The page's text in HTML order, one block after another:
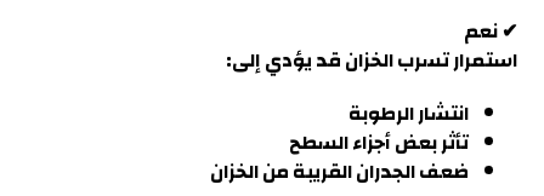
✔ نعم
استمرار تسرب الخزان قد يؤدي إلى:
انتشار الرطوبة
تأثر بعض أجزاء السطح
ضعف الجدران القريبة من الخزان